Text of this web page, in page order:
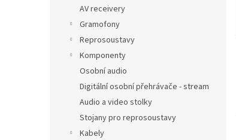
AV receivery
Gramofony
Reprosoustavy
Komponenty
Osobní audio
Digitální osobní přehrávače - stream
Audio a video stolky
Stojany pro reprosoustavy
Kabely